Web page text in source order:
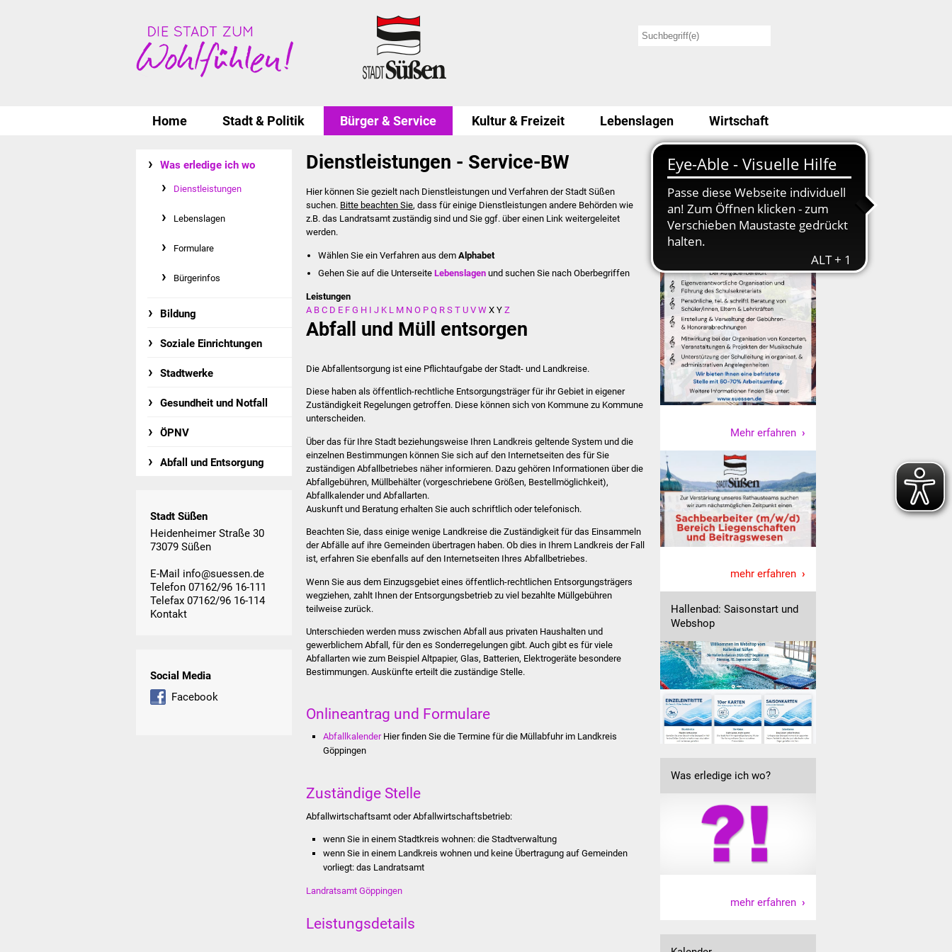
Home Stadt & Politik Bürger & Service Kultur & Freizeit Lebenslagen Wirtschaft
Was erledige ich wo
Dienstleistungen
Lebenslagen
Formulare
Bürgerinfos
Bildung
Soziale Einrichtungen
Stadtwerke
Gesundheit und Notfall
ÖPNV
Abfall und Entsorgung
Stadt Süßen
Heidenheimer Straße 30
73079 Süßen
E-Mail info@suessen.de
Telefon 07162/96 16-111
Telefax 07162/96 16-114
Kontakt
Social Media
Facebook
Dienstleistungen - Service-BW
Hier können Sie gezielt nach Dienstleistungen und Verfahren der Stadt Süßen
suchen. Bitte beachten Sie, dass für einige Dienstleistungen andere Behörden wie
z.B. das Landratsamt zuständig sind und Sie ggf. über einen Link weitergeleitet
werden.
Wählen Sie ein Verfahren aus dem Alphabet
Gehen Sie auf die UnterseiteLebenslagen und suchen Sie nach Oberbegriffen
Leistungen
A B C D E F G H I J K L M N O P Q R S T U V W X Y Z
Abfall und Müll entsorgen
Die Abfallentsorgung ist eine Pflichtaufgabe der Stadt- und Landkreise.
Diese haben als öffentlich-rechtliche Entsorgungsträger für ihr Gebiet in eigener
Zuständigkeit Regelungen getroffen. Diese können sich von Kommune zu Kommune
unterscheiden.
Über das für Ihre Stadt beziehungsweise Ihren Landkreis geltende System und die
einzelnen Bestimmungen können Sie sich auf den Internetseiten des für Sie
zuständigen Abfallbetriebes näher informieren. Dazu gehören Informationen über die
Abfallgebühren, Müllbehälter (vorgeschriebene Größen, Bestellmöglichkeit),
Abfallkalender und Abfallarten.
Auskunft und Beratung erhalten Sie auch schriftlich oder telefonisch.
Beachten Sie, dass einige wenige Landkreise die Zuständigkeit für das Einsammeln
der Abfälle auf ihre Gemeinden übertragen haben. Ob dies in Ihrem Landkreis der Fall
ist, erfahren Sie ebenfalls auf den Internetseiten Ihres Abfallbetriebes.
Wenn Sie aus dem Einzugsgebiet eines öffentlich-rechtlichen Entsorgungsträgers
wegziehen, zahlt Ihnen der Entsorgungsbetrieb zu viel bezahlte Müllgebühren
teilweise zurück.
Unterschieden werden muss zwischen Abfall aus privaten Hausha ten und
gewerblichem Abfall, für den es Sonderregelungen gibt. Auch gibt es für viele
Abfallarten wie zum Beispiel Altpapier, Glas, Batterien, Elektrogeräte besondere
Bestimmungen. Auskünfte erteilt die zuständige Stelle.
Onlineantrag und Formulare
Abfallkalender Hier finden Sie die Termine für die Müllabfuhr im Landkreis
Göppingen
Zuständige Stelle
Abfallwirtschaftsamt oder Abfallwirtschaftsbetrieb:
wenn Sie in einem Stadtkreis wohnen: die Stadtverwaltung
wenn Sie in einem Landkreis wohnen und keine Übertragung auf Gemeinden
vorliegt: das Landratsamt
Landratsamt Göppingen
Leistungsdetails
Stellenausschreibung
Mehr erfahren
mehr erfahren
Hallenbad: Saisonstart und
Webshop
Was erledige ich wo?
mehr erfahren